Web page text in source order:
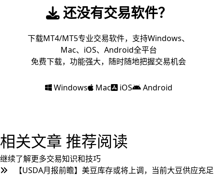
还没有交易软件？
下载MT4/MT5专业交易软件，支持Windows、
Mac、iOS、Android全平台
免费下载，功能强大，随时随地把握交易机会
Windows Mac iOS Android
相关文章 推荐阅读
继续了解更多交易知识和技巧
【USDA月报前瞻】美豆库存或将上调，当前大豆供应充足